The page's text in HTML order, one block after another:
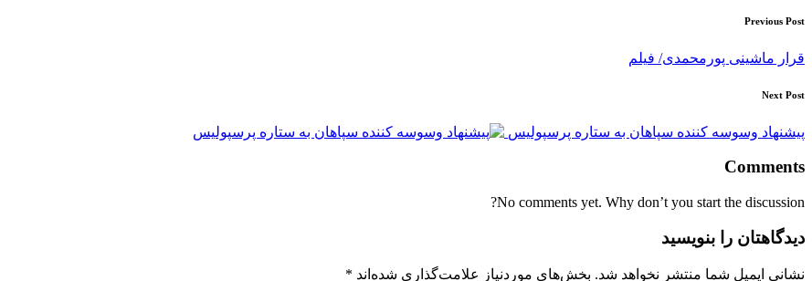
Post
navigation
Previous Post
قرار ماشینی پورمحمدی/ فیلم
Next Post
پیشنهاد وسوسه کننده سپاهان به ستاره پرسپولیس
Comments
No comments yet. Why don’t you start the discussion?
دیدگاهتان را بنویسید
نشانی ایمیل شما منتشر نخواهد شد. بخش‌های موردنیاز علامت‌گذاری شده‌اند *